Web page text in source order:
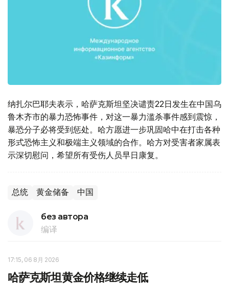
纳扎尔巴耶夫表示，哈萨克斯坦坚决谴责22日发生在中国乌
鲁木齐市的暴力恐怖事件，对这一暴力滥杀事件感到震惊，
暴恐分子必将受到惩处。哈方愿进一步巩固哈中在打击各种
形式恐怖主义和极端主义领域的合作。哈方对受害者家属表
示深切慰问，希望所有受伤人员早日康复。
总统 黄金储备 中国
без автора
编译
17:15, 06 8月 2026
哈萨克斯坦黄金价格继续走低